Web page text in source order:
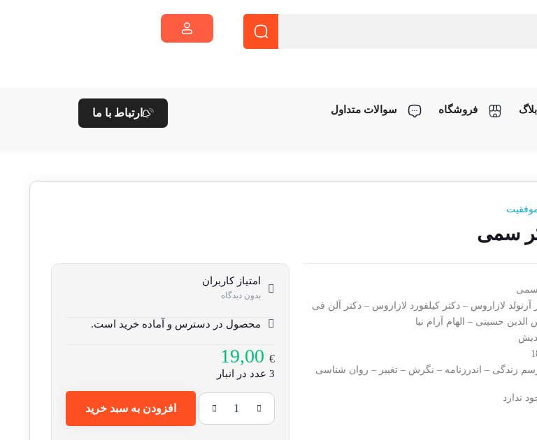
فروشگاه سوالات متداول ارتباط با ما
سمی
آرنولد لازاروس – دکتر کیلفورد لازاروس – دکتر آلن فی
حسینی – الهام آرام نیا
زندگی – اندرزنامه – نگرش – تغییر – روان شناسی
ندارد
امتیاز کاربران
بدون دیدگاه
محصول در دسترس و آماده خرید است.
19,00€
3 عدد در انبار
افزودن به سبد خرید